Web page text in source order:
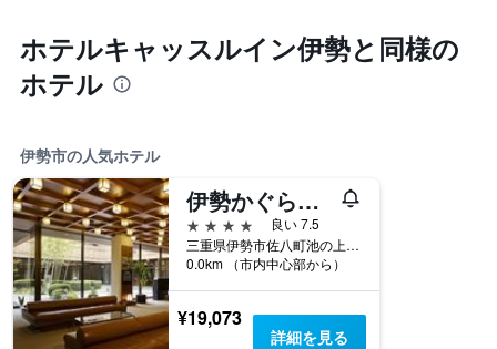
ホテルキャッスルイン伊勢と同様の
ホテル
伊勢市の人気ホテル
伊勢かぐらばリゾート 千の杜
4つ星
良い 7.5
三重県伊勢市佐八町池の上 1165-1
0.0km （市内中心部から）
¥19,073
詳細を見る